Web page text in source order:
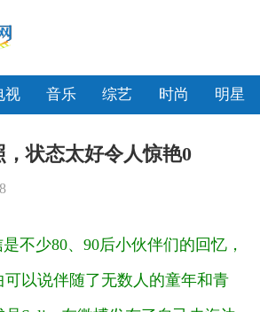
视 音乐 综艺 时尚 明星
，状态太好令人惊艳0
不少80、90后小伙伴们的回忆，
以说伴随了无数人的童年和青